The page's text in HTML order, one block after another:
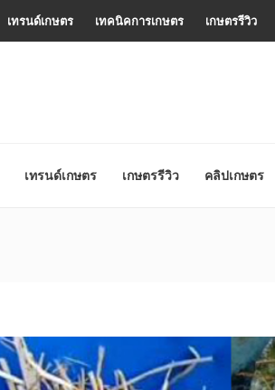
เทรนด์เกษตร เทคนิคการเกษตร เกษตรรีวิว
เทรนด์เกษตร เกษตรรีวิว คลิปเกษตร